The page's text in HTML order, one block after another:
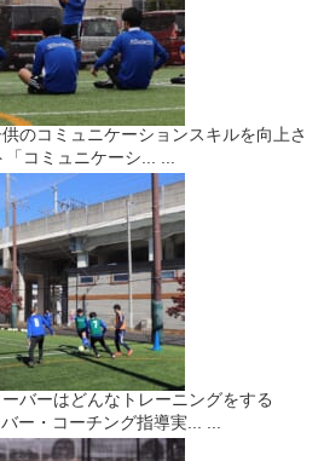
のコミュニケーションスキルを向上さ
コミュニケーシ... ...
ーバーはどんなトレーニングをする
ー・コーチング指導実... ...